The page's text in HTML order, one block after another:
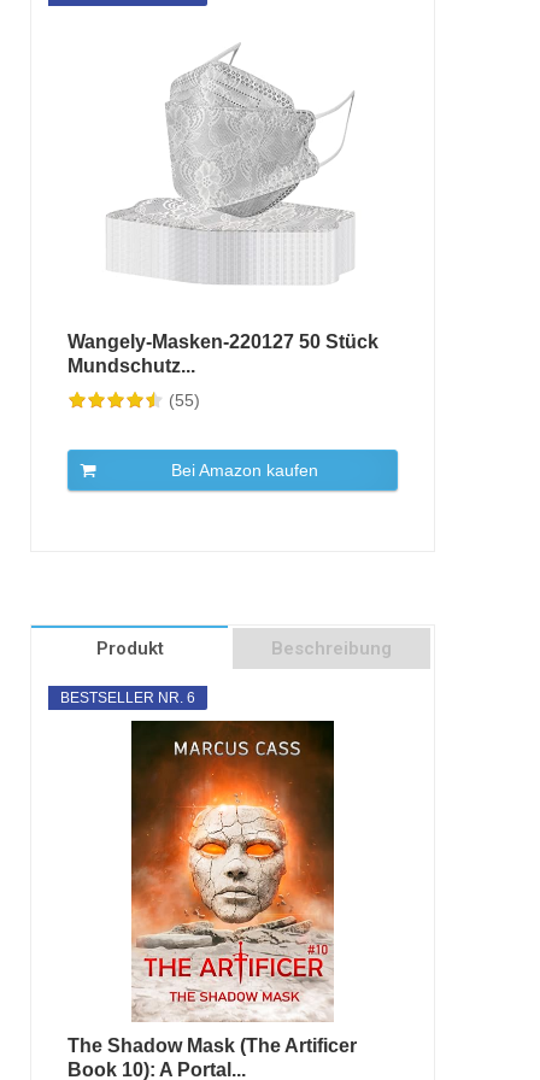
Wangely-Masken-220127 50 Stück
Mundschutz...
(55)
Bei Amazon kaufen
Produkt Beschreibung
BESTSELLER NR. 6
The Shadow Mask (The Artificer
Book 10): A Portal...